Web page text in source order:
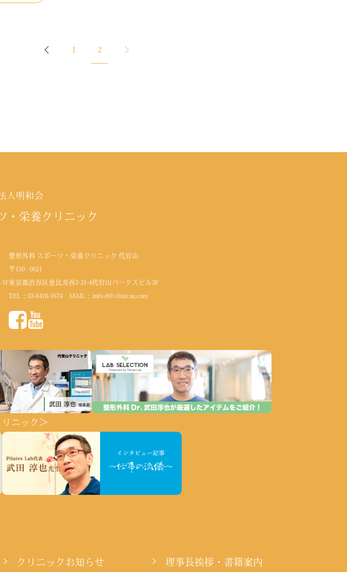
1 2
人明和会
栄養クリニック
整形外科 スポーツ・栄養クリニック 代官山
〒150 - 0021
東京都渋谷区恵比寿西2-21-4代官山パークスビル3F
TEL： 03-6416-1674MAIL： info-d@clinicsn.com
ニック＞
クリニックお知らせ 理事長挨拶・書籍案内